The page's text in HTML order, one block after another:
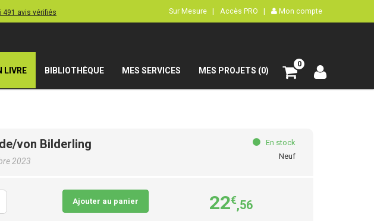
491 avis vérifiés Sur Mesure | Accès PRO | Mon compte
LIVRE BIBLIOTHÈQUE MES SERVICES MES PROJETS (0)
0
von Bilderling
2023
En stock
Neuf
Ajouter au panier 22€,56